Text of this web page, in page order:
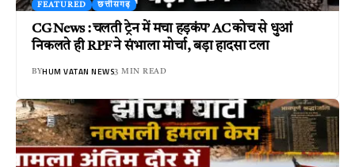
FEATURED छत्तीसगढ़
CG News : चलती ट्रेन में मचा हड़कंप’ AC कोच से धुआं
निकलते ही RPF ने संभाला मोर्चा, बड़ा हादसा टला
BYHUM VATAN NEWS3 MIN READ